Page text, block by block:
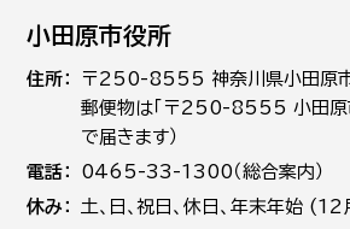
小田原市役所
住所
〒250-8555 神奈川県小田原
郵便物は「〒250-8555 小田原
で届きます）
電話
0465-33-1300（総合案内）
休み
土､日､祝日、休日、年末年始